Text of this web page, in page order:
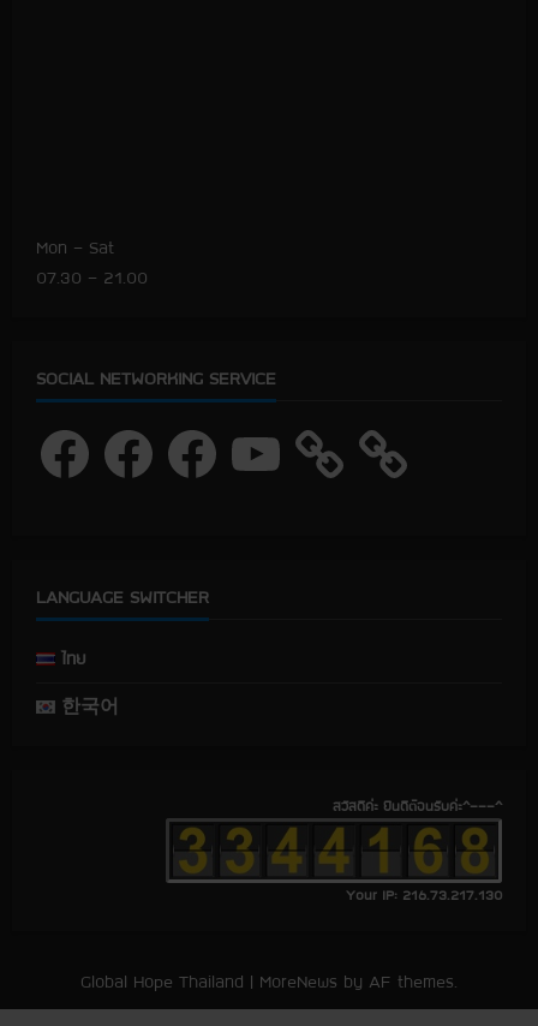
Mon – Sat
07.30 – 21.00
SOCIAL NETWORKING SERVICE
a
a
a
Y
u
LANGUAGE SWITCHER
ไทย
한국어
สวัสดีค่ะ ยินดีต้อนรับค่ะ^---^
Your IP: 216.73.217.130
Global Hope Thailand | MoreNews by AF themes.